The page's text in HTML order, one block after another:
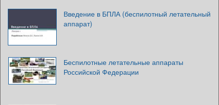
Введение в БПЛА (беспилотный летательный
аппарат)
Беспилотные летательные аппараты
Российской Федерации